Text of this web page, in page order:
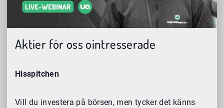
Aktier för oss ointresserade
Hisspitchen
Vill du investera på börsen, men tycker det känns